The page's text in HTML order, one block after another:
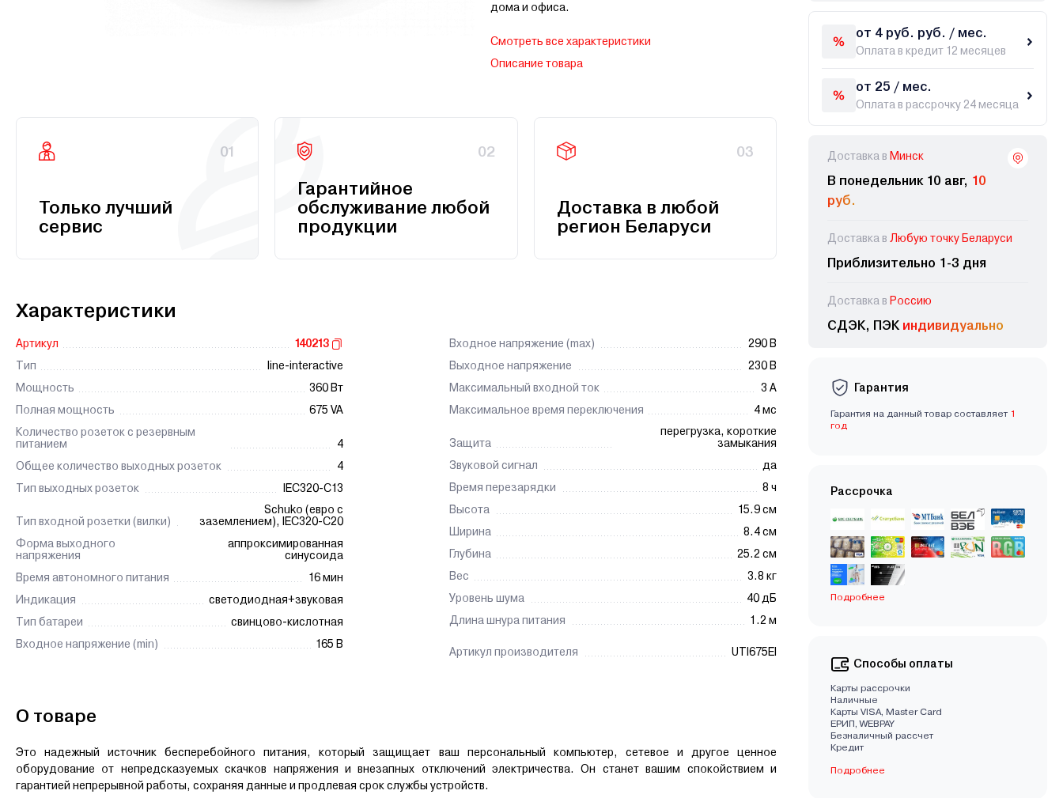
дома и офиса.
Смотреть все характеристики
Описание товара
01
Только лучший
сервис
02
Гарантийное
обслуживание любой
продукции
03
Доставка в любой
регион Беларуси
Характеристики
Артикул
140213
Тип
line-interactive
Мощность
360 Вт
Полная мощность
675 VA
Количество розеток с резервным
питанием
4
Общее количество выходных розеток
4
Тип выходных розеток
IEC320-C13
Тип входной розетки (вилки)
Schuko (евро с
заземлением), IEC320-C20
Форма выходного
напряжения
аппроксимированная
синусоида
Время автономного питания
16 мин
Индикация
светодиодная+звуковая
Тип батареи
свинцово-кислотная
Входное напряжение (min)
165 В
Входное напряжение (max)
290 В
Выходное напряжение
230 В
Максимальный входной ток
3 A
Максимальное время переключения
4 мс
Защита
перегрузка, короткие
замыкания
Звуковой сигнал
да
Время перезарядки
8 ч
Высота
15.9 см
Ширина
8.4 см
Глубина
25.2 см
Вес
3.8 кг
Уровень шума
40 дБ
Длина шнура питания
1.2 м
Артикул производителя UTI675EI
О товаре
Это надежный источник бесперебойного питания, который защищает ваш персональный компьютер, сетевое и другое ценное
оборудование от непредсказуемых скачков напряжения и внезапных отключений электричества. Он станет вашим спокойствием и
гарантией непрерывной работы, сохраняя данные и продлевая срок службы устройств.
от 4 руб. руб. / мес.
Оплата в кредит 12 месяцев
от 25 / мес.
Оплата в рассрочку 24 месяца
Доставка в Минск
В понедельник 10 авг, 10
руб.
Доставка в Любую точку Беларуси
Приблизительно 1-3 дня
Доставка в Россию
СДЭК, ПЭК индивидуально
Гарантия
Гарантия на данный товар составляет 1
год
Рассрочка
Подробнее
Способы оплаты
Карты рассрочки
Наличные
Карты VISA, Master Card
EРИП, WEBPAY
Безналичный рассчет
Кредит
Подробнее